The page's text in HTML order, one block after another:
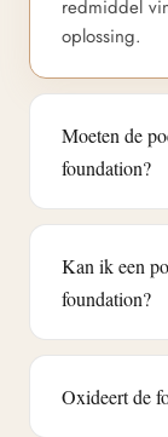
redmiddel
oplossing.
Moeten de
foundation?
Kan ik een
foundation?
Oxideert de